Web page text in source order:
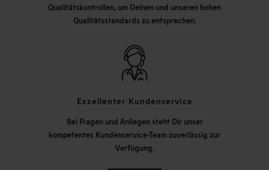
Qualitätskontrollen, um Deinen und unseren hohen
Qualitätsstandards zu entsprechen.
Exzellenter Kundenservice
Bei Fragen und Anliegen steht Dir unser
kompetentes Kundenservice-Team zuverlässig zur
Verfügung.